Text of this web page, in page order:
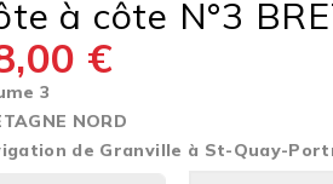
à côte N°3
€
3
NORD
de Granville à St-Quay-